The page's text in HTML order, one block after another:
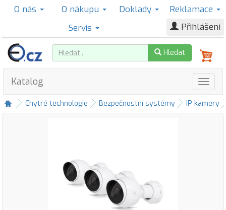
O nás O nákupu Doklady
Reklamace
Servis
Přihlášení
Hledat
Katalog
Chytré technologie Bezpečnostní systémy IP kamery